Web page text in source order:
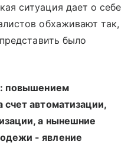
ситуация дает о себе
обхаживают так,
было
повышением
автоматизации,
а нынешние
- явление